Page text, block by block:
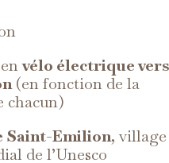
envélo électrique vers
(en fonction de la
chacun)
Saint-Emilion, village
de l’Unesco